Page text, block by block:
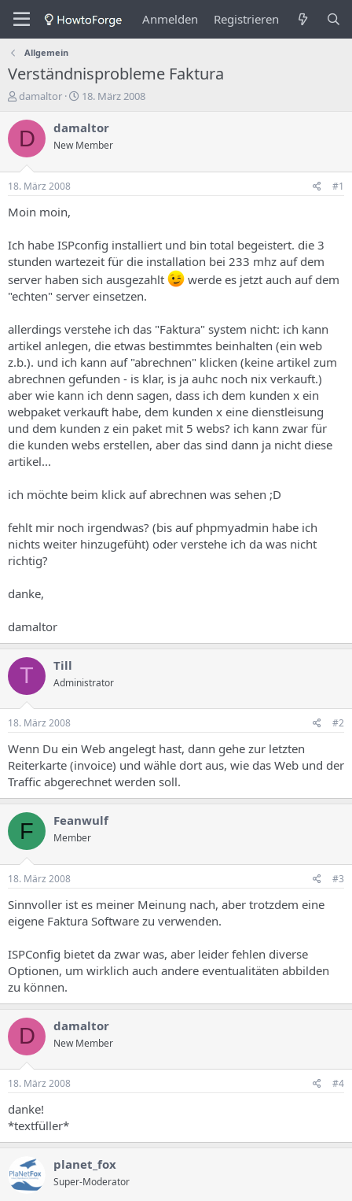
Anmelden Registrieren
Allgemein
Verständnisprobleme Faktura
E
s
e
e
r
s
T
h
e
a
s
damaltor
E
s
e
d
a
t
u
18. März 2008
D damaltor
New Member
18. März 2008 #1
Moin moin,
Ich habe ISPconfig installiert und bin total begeistert. die 3
stunden wartezeit für die installation bei 233 mhz auf dem
server haben sich ausgezahlt
werde es jetzt auch auf dem
"echten" server einsetzen.
allerdings verstehe ich das "Faktura" system nicht: ich kann
artikel anlegen, die etwas bestimmtes beinhalten (ein web
z.b.). und ich kann auf "abrechnen" klicken (keine artikel zum
abrechnen gefunden - is klar, is ja auhc noch nix verkauft.)
aber wie kann ich denn sagen, dass ich dem kunden x ein
webpaket verkauft habe, dem kunden x eine dienstleisung
und dem kunden z ein paket mit 5 webs? ich kann zwar für
die kunden webs erstellen, aber das sind dann ja nicht diese
artikel...
ich möchte beim klick auf abrechnen was sehen ;D
fehlt mir noch irgendwas? (bis auf phpmyadmin habe ich
nichts weiter hinzugefüht) oder verstehe ich da was nicht
richtig?
danke,
damaltor
T Till
Administrator
18. März 2008 #2
Wenn Du ein Web angelegt hast, dann gehe zur letzten
Reiterkarte (invoice) und wähle dort aus, wie das Web und der
Traffic abgerechnet werden soll.
F Feanwulf
Member
18. März 2008 #3
Sinnvoller ist es meiner Meinung nach, aber trotzdem eine
eigene Faktura Software zu verwenden.
ISPConfig bietet da zwar was, aber leider fehlen diverse
Optionen, um wirklich auch andere eventualitäten abbilden
zu können.
D damaltor
New Member
18. März 2008 #4
danke!
*textfüller*
planet_fox
Super-Moderator